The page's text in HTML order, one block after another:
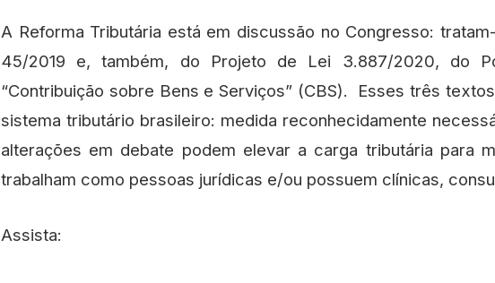
A Reforma Tributária está em discussão no Congresso:
45/2019 e, também, do Projeto de Lei 3.887/2020, do
“Contribuição sobre Bens e Serviços” (CBS). Esses três
sistema tributário brasileiro: medida reconhecidamente
alterações em debate podem elevar a carga tributária para
trabalham como pessoas jurídicas e/ou possuem clínicas,
Assista: